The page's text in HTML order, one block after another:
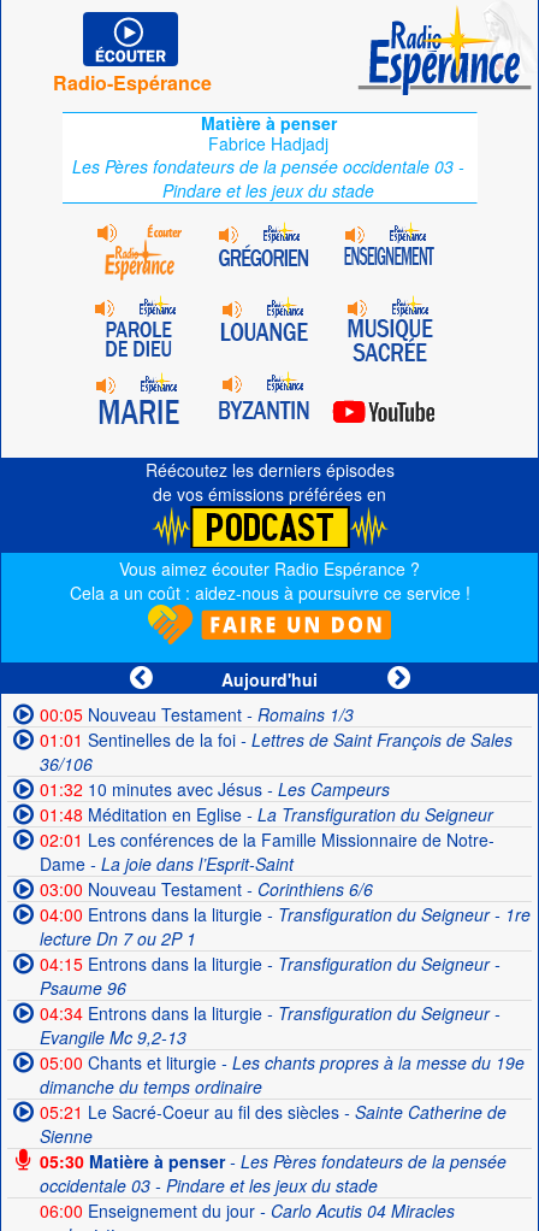
Radio-Espérance
Matière à penser
Fabrice Hadjadj
Les Pères fondateurs de la pensée occidentale 03 -
Pindare et les jeux du stade
Réécoutez les derniers épisodes
de vos émissions préférées en
Vous aimez écouter Radio Espérance ?
Cela a un coût : aidez-nous à poursuivre ce service !
Aujourd'hui
00:05Nouveau Testament- Romains 1/3
01:01 Sentinelles de la foi- Lettres de Saint François de Sales
36/106
01:32 10 minutes avec Jésus- Les Campeurs
01:48 Méditation en Eglise- La Transfiguration du Seigneur
02:01 Les conférences de la Famille Missionnaire de Notre-
Dame- La joie dans l’Esprit-Saint
03:00 Nouveau Testament- Corinthiens 6/6
04:00 Entrons dans la liturgie- Transfiguration du Seigneur - 1re
lecture Dn 7 ou 2P 1
04:15Entrons dans la liturgie- Transfiguration du Seigneur -
Psaume 96
04:34Entrons dans la liturgie- Transfiguration du Seigneur -
Evangile Mc 9,2-13
05:00 Chants et liturgie- Les chants propres à la messe du 19e
dimanche du temps ordinaire
05:21 Le Sacré-Coeur au fil des siècles- Sainte Catherine de
Sienne
05:30Matière à penser- Les Pères fondateurs de la pensée
occidentale 03 - Pindare et les jeux du stade
06:00 Enseignement du jour- Carlo Acutis 04 Miracles